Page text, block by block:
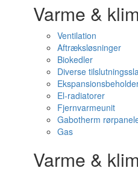
Varme &
Ventilation
Aftræksløsninger
Biokedler
Diverse
El-radiatorer
Fjernvarmeunit
Gabotherm
Gas
Varme &